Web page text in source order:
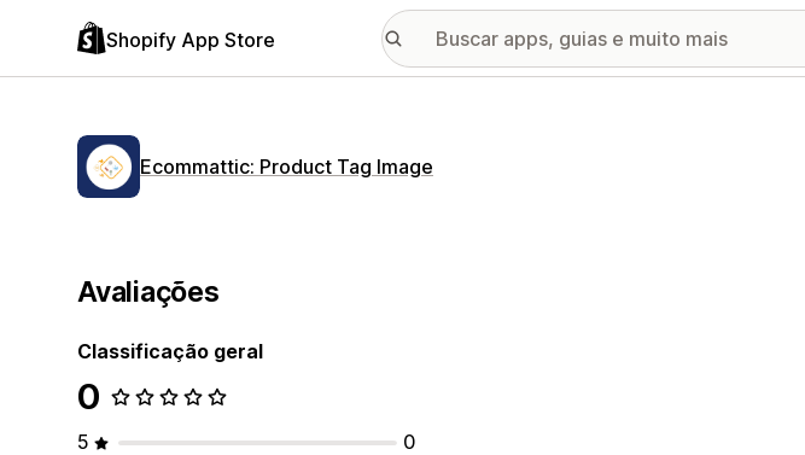
Shopify App Store
Ecommattic: Product Tag Image
Avaliações
Classificação geral
0
5
0